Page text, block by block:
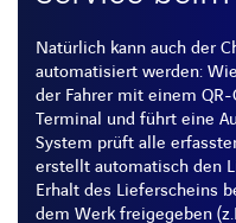
Natürlich kann auch der
automatisiert werden:
der Fahrer mit einem
Terminal und führt eine
System prüft alle
erstellt automatisch den
Erhalt des Lieferscheins
dem Werk freigegeben